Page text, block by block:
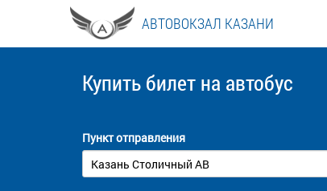
АВТОВОКЗАЛ КАЗАНИ
Купить билет на автобус
Пункт отправления